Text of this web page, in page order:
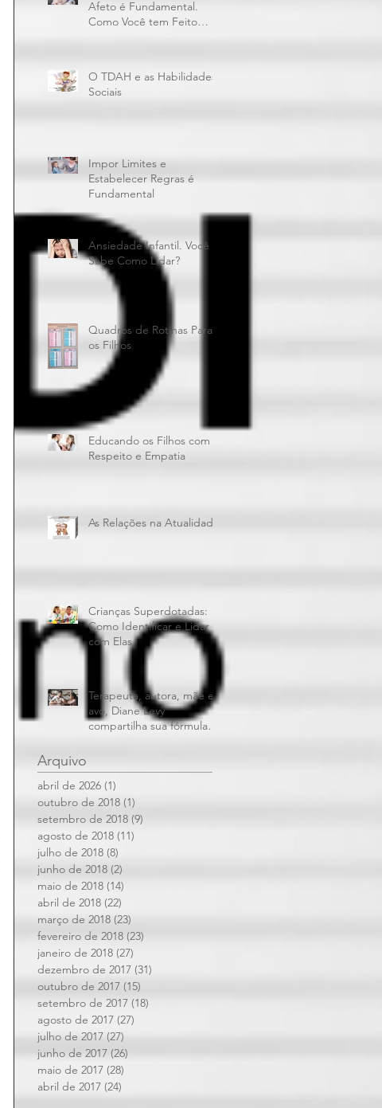
Afeto é Fundamental.
Como Você tem Feito
O TDAH e as Habilidades
Sociais
Impor Limites e
Estabelecer Regras é
Fundamental
Ansiedade Infantil. Você
Sabe Como Lidar?
Quadros de Rotinas Para
os Filhos
Educando os Filhos com
Respeito e Empatia
As Relações na Atualidade
Crianças Superdotadas:
Como Identificar e Lidar
com Elas
Terapeuta, autora, mãe e
avó, Diane Levy
compartilha sua fórmula
Arquivo
abril de 2026 (1)
outubro de 2018 (1)
setembro de 2018 (9)
agosto de 2018 (11)
julho de 2018 (8)
junho de 2018 (2)
maio de 2018 (14)
abril de 2018 (22)
março de 2018 (23)
fevereiro de 2018 (23)
janeiro de 2018 (27)
dezembro de 2017 (31)
outubro de 2017 (15)
setembro de 2017 (18)
agosto de 2017 (27)
julho de 2017 (27)
junho de 2017 (26)
maio de 2017 (28)
abril de 2017 (24)